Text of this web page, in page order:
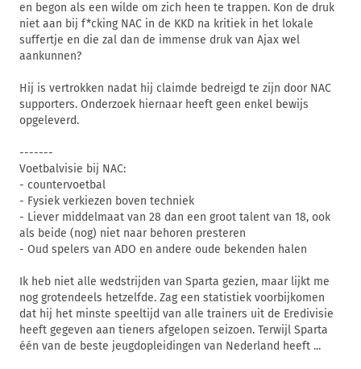
en begon als een wilde om zich heen te trappen. Kon de druk
niet aan bij f*cking NAC in de KKD na kritiek in het lokale
suffertje en die zal dan de immense druk van Ajax wel
aankunnen?
Hij is vertrokken nadat hij claimde bedreigd te zijn door NAC
supporters. Onderzoek hiernaar heeft geen enkel bewijs
opgeleverd.
-------
Voetbalvisie bij NAC:
- countervoetbal
- Fysiek verkiezen boven techniek
- Liever middelmaat van 28 dan een groot talent van 18, ook
als beide (nog) niet naar behoren presteren
- Oud spelers van ADO en andere oude bekenden halen
Ik heb niet alle wedstrijden van Sparta gezien, maar lijkt me
nog grotendeels hetzelfde. Zag een statistiek voorbijkomen
dat hij het minste speeltijd van alle trainers uit de Eredivisie
heeft gegeven aan tieners afgelopen seizoen. Terwijl Sparta
één van de beste jeugdopleidingen van Nederland heeft ...